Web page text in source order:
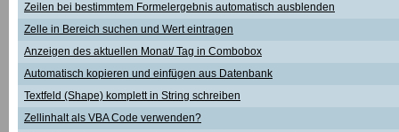
Zeilen bei bestimmtem Formelergebnis automatisch ausblenden
Zelle in Bereich suchen und Wert eintragen
Anzeigen des aktuellen Monat/ Tag in Combobox
Automatisch kopieren und einfügen aus Datenbank
Textfeld (Shape) komplett in String schreiben
Zellinhalt als VBA Code verwenden?